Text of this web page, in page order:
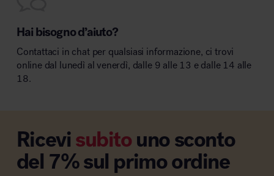
Hai bisogno d’aiuto?
Contattaci in chat per qualsiasi informazione, ci trovi
online dal lunedì al venerdì, dalle 9 alle 13 e dalle 14 alle
18.
Ricevisubitouno sconto
del 7% sul primo ordine